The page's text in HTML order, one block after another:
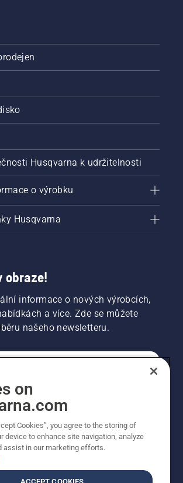
Husqvarna k udržitelnosti
o výrobku
Husqvarna
obraze!
informace o nových výrobcích,
a více. Zde se můžete
našeho newsletteru.
PROFESIONÁLNÍ
on
Cookies”, you agree to the storing of
device to enhance site navigation, analyze
assist in our marketing efforts.